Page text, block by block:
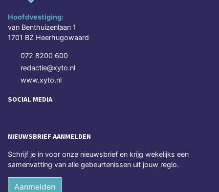
Hoofdvestiging:
van Benthuizenlaan 1
1701 BZ Heerhugowaard
072 8200 600
redactie@xyto.nl
www.xyto.nl
SOCIAL MEDIA
NIEUWSBRIEF AANMELDEN
Schrijf je in voor onze nieuwsbrief en krijg wekelijks een
samenvatting van alle gebeurtenissen uit jouw regio.
Aanmelden